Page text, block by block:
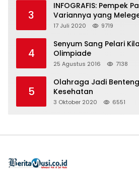
3
INFOGRAFIS: Pempek
Variannya yang
17 Juli 2020 9719
4
Senyum Sang Pelari
Olimpiade
25 Agustus 2016 7138
5
Olahraga Jadi
Kesehatan
3 Oktober 2020 6551